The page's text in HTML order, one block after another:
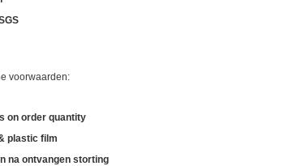
voorwaarden:
on order quantity
plastic film
na ontvangen storting